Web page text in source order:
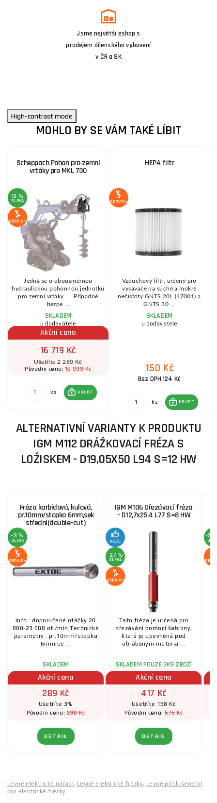
Jsme největší eshop s
prodejem dílenského vybavení
v ČR a SK
High-contrast mode
MOHLO BY SE VÁM TAKÉ LÍBIT
Scheppach Pohon pro zemní
vrtáky pro MKL 730
12 %
SLEVA
SERVIS+
Jedná se o obousměrnou
hydraulickou pohonnou jednotku
pro zemní vrtáky. Případné
bezpe ...
SKLADEM
u dodavatele
Akční cena
16 719 Kč
Ušetříte 2 280 Kč
Původní cena:18 999 Kč
ks KOUPIT
HEPA filtr
SERVIS+
Vzduchový filtr, určený pro
vysavače na suché a mokré
nečistoty GNTS 20L (17001) a
GNTS 30 ...
SKLADEM
u dodavatele
150 Kč
Bez DPH 124 Kč
ks KOUPIT
ALTERNATIVNÍ VARIANTY K PRODUKTU
IGM M112 DRÁŽKOVACÍ FRÉZA S
LOŽISKEM - D19,05X50 L94 S=12 HW
Fréza karbidová, kulová,
pr.10mm/stopka 6mm,sek
střední(double-cut)
-3 %
SLEVA
SERVIS+
Info : doporučené otáčky 20
000-23 000 ot./min Technické
parametry : pr.10mm/stopka
6mm,se ...
SKLADEM
Akční cena
289 Kč
Ušetříte 3%
Původní cena:298 Kč
DETAIL
IGM M106 Ořezávací fréza
- D12,7x25,4 L77 S=8 HW
AKCE
-27 %
SLEVA
SERVIS+
Tato fréza je určená pro
ořezávání pomocí šablony,
která je upevněná pod
obráběným materia ...
SKLADEM POUZE 3KS ZBOŽÍ
Akční cena
417 Kč
Ušetříte 158 Kč
Původní cena:575 Kč
DETAIL
-28
Levné elektrické nářadí, Levné elektrické frézky, Levné příslušenství
pro elektrické frézky